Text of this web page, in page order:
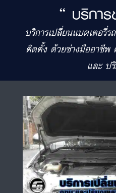
“ บริการ
บริการเปลี่ยนแบตเตอรี่
ติดตั้ง ด้วยช่างมืออาชีพ
และ ป